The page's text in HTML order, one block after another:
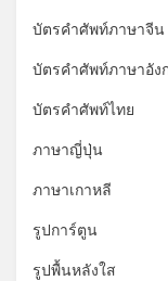
บัตรคำศัพท์ภาษาจีน
บัตรคำศัพท์ภาษาอัง
บัตรคำศัพท์ไทย
ภาษาญี่ปุ่น
ภาษาเกาหลี
รูปการ์ตูน
รูปพื้นหลังใส